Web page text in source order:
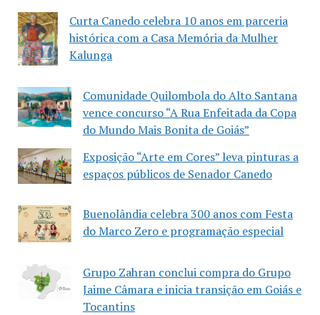
Curta Canedo celebra 10 anos em parceria
histórica com a Casa Memória da Mulher
Kalunga
Comunidade Quilombola do Alto Santana
vence concurso “A Rua Enfeitada da Copa
do Mundo Mais Bonita de Goiás”
Exposição “Arte em Cores” leva pinturas a
espaços públicos de Senador Canedo
Buenolândia celebra 300 anos com Festa
do Marco Zero e programação especial
Grupo Zahran conclui compra do Grupo
Jaime Câmara e inicia transição em Goiás e
Tocantins